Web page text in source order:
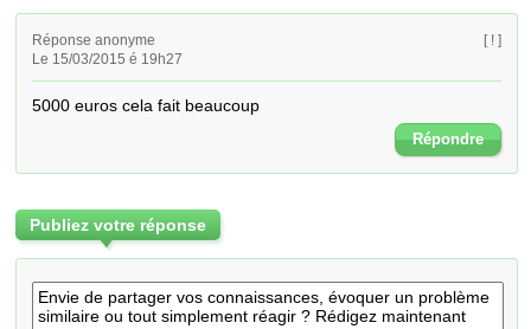
Réponse anonyme
Le 15/03/2015 é 19h27
[ ! ]
5000 euros cela fait beaucoup
Répondre
Publiez votre réponse